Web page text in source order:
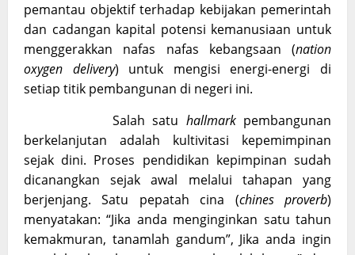
pemantau objektif terhadap kebijakan pemerintah
dan cadangan kapital potensi kemanusiaan untuk
menggerakkan nafas nafas kebangsaan (nation
oxygen delivery) untuk mengisi energi-energi di
setiap titik pembangunan di negeri ini.
Salah satu hallmarkpembangunan
berkelanjutan adalah kultivitasi kepemimpinan
sejak dini. Proses pendidikan kepimpinan sudah
dicanangkan sejak awal melalui tahapan yang
berjenjang. Satu pepatah cina (chines proverb)
menyatakan: “Jika anda menginginkan satu tahun
kemakmuran, tanamlah gandum”, Jika anda ingin